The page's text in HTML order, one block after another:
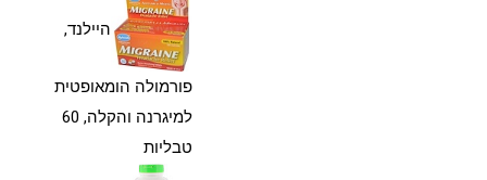
היילנד,
פורמולה הומאופטית
למיגרנה והקלה, 60
טבליות